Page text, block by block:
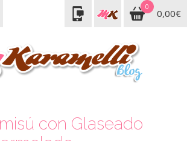
0
0,00€
con Glaseado